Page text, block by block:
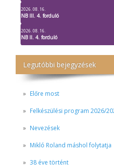
2026. 08. 16.
NB III. 4. forduló
2026. 08. 16.
NB II. 4. forduló
Legutóbbi bejegyzések
Előre most
Felkészülési program 2026/
Nevezések
Mikló Roland máshol folytatja
38 éve történt